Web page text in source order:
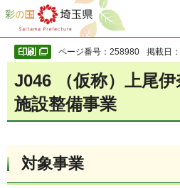
彩の国 埼玉県
ページ番号：258980 掲載日
J046 （仮称）上尾
施設整備事業
対象事業